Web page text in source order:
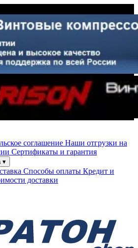
соглашение Наши отгрузки на
Сертификаты и гарантия
▾
Способы оплаты Кредит и
доставки